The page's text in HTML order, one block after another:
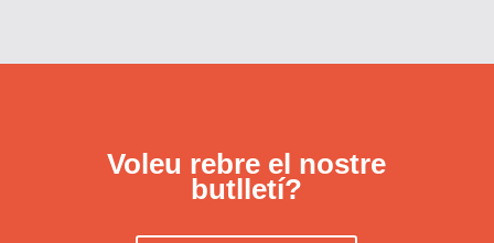
Voleu rebre el nostre
butlletí?